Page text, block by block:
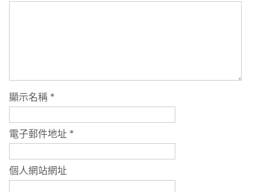
顯示名稱 *
電子郵件地址 *
個人網站網址